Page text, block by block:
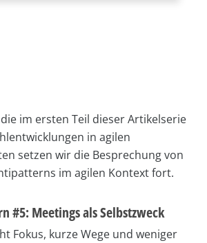
im ersten Teil dieser Artikelserie
in agilen
setzen wir die Besprechung von
im agilen Kontext fort.
#5: Meetings als Selbstzweck
Fokus, kurze Wege und weniger